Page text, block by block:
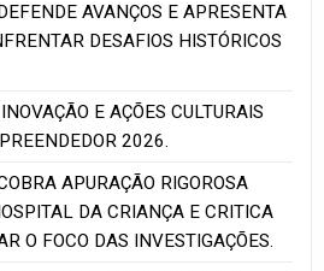
AVANÇOS E APRESENTA
DESAFIOS HISTÓRICOS
E AÇÕES CULTURAIS
2026.
APURAÇÃO RIGOROSA
DA CRIANÇA E CRITICA
O FOCO DAS INVESTIGAÇÕES.